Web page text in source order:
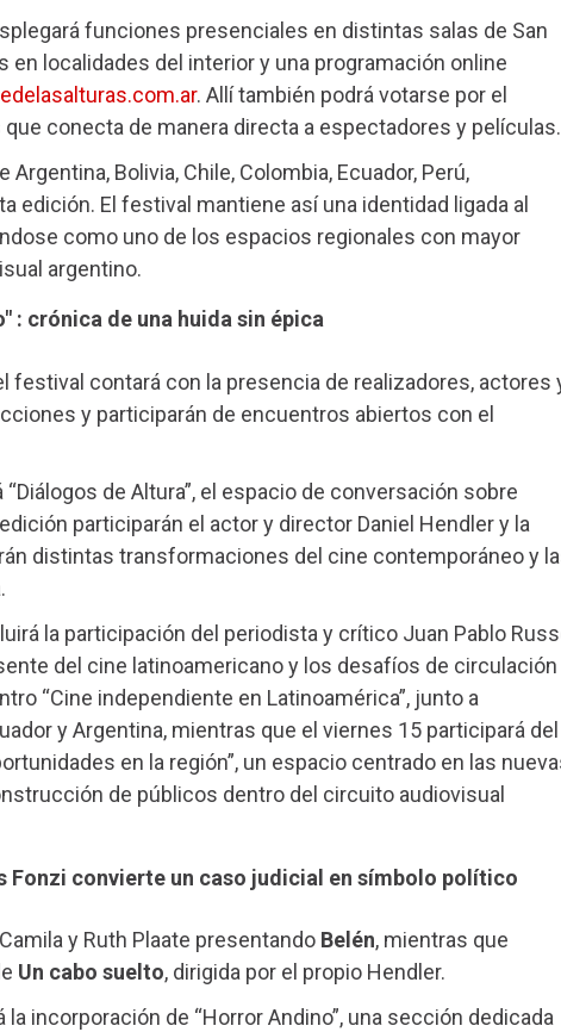
funciones presenciales en distintas salas de San
en localidades del interior y una programación online
. Allí también podrá votarse por el
conecta de manera directa a espectadores y películas.
Bolivia, Chile, Colombia, Ecuador, Perú,
edición. El festival mantiene así una identidad ligada al
como uno de los espacios regionales con mayor
argentino.
: crónica de una huida sin épica
contará con la presencia de realizadores, actores
y participarán de encuentros abiertos con el
de Altura”, el espacio de conversación sobre
participarán el actor y director Daniel Hendler y la
distintas transformaciones del cine contemporáneo y
la participación del periodista y crítico Juan Pablo
del cine latinoamericano y los desafíos de circulación
“Cine independiente en Latinoamérica”, junto a
y Argentina, mientras que el viernes 15 participará del
en la región”, un espacio centrado en las
de públicos dentro del circuito audiovisual
Fonzi convierte un caso judicial en símbolo político
y Ruth Plaate presentandoBelén, mientras que
Un cabo suelto, dirigida por el propio Hendler.
incorporación de “Horror Andino”, una sección dedicada